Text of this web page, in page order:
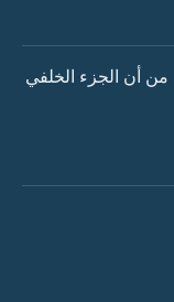
أن الجزء الخلفي